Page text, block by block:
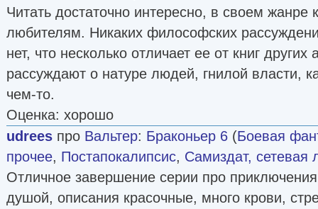
Читать достаточно интересно, в своем жанре
любителям. Никаких философских
нет, что несколько отличает ее от книг других
рассуждают о натуре людей, гнилой власти,
чем-то.
Оценка: хорошо
udrees про Вальтер: Браконьер 6 (Боевая
прочее, Постапокалипсис, Самиздат, сетевая
Отличное завершение серии про
душой, описания красочные, много крови,